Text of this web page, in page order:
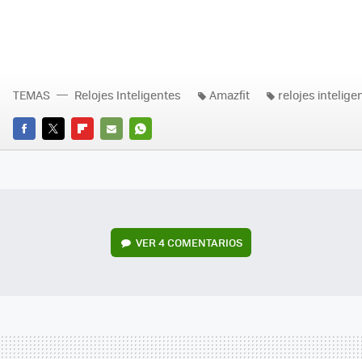
FACEBOOK
TWITTERFLIPBOARD
E-
WHATSAPP
TEMAS Relojes Inteligentes Amazfit relojes
VER4 COMENTARIOS